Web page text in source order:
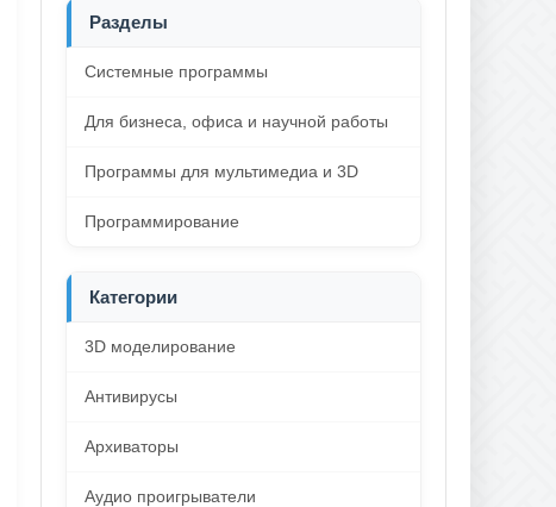
Разделы
Системные программы
Для бизнеса, офиса и научной работы
Программы для мультимедиа и 3D
Программирование
Категории
3D моделирование
Антивирусы
Архиваторы
Аудио проигрыватели